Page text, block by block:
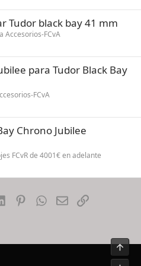
Tudor black bay 41 mm
Accesorios-FCvA
para Tudor Black Bay
FCvA
Chrono Jubilee
FCvR de 4001€ en adelante
LinkedInPinterestWhatsApp
EmailEnlace